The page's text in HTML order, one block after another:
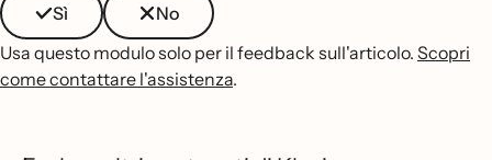
Sì
No
Usa questo modulo solo per il feedback sull'articolo. Scopri
come contattare l'assistenza.